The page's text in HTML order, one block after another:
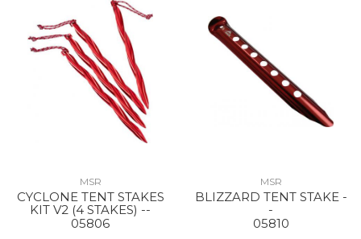
MSR
CYCLONE TENT STAKES
KIT V2 (4 STAKES) --
05806
MSR
BLIZZARD TENT STAKE -
-
05810